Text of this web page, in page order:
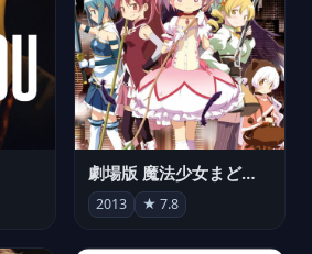
劇場版 魔法少女まどか☆マギカ[新編]叛逆の物語
2013 ★ 7.8